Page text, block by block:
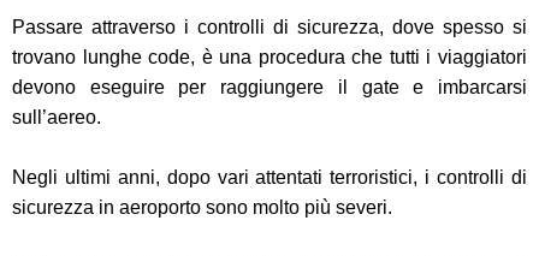
Passare attraverso i controlli di sicurezza, dove spesso si
trovano lunghe code, è una procedura che tutti i viaggiatori
devono eseguire per raggiungere il gate e imbarcarsi
sull’aereo.
Negli ultimi anni, dopo vari attentati terroristici, i controlli di
sicurezza in aeroporto sono molto più severi.